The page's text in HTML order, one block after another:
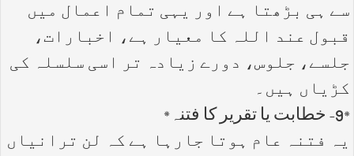
سے ہی بڑھتا ہے اور یہی تمام اعمال میں
قبول عند اللہ کا معیار ہے، اخبارات،
جلسے، جلوس، دورے زیادہ تر اسی سلسلہ کی
کڑیاں ہیں۔
*9- خطابت یا تقریر کا فتنہ*
یہ فتنہ عام ہوتا جارہا ہے کہ لن ترانیاں